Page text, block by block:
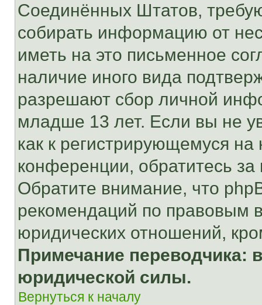
Соединённых Штатов,
собирать информацию от
иметь на это письменное
наличие иного вида
разрешают сбор личной
младше 13 лет. Если вы не
как к регистрирующемуся
конференции, обратитесь
Обратите внимание, что
рекомендаций по правовым
юридических отношений,
Примечание переводчика:
юридической силы.
Вернуться к началу